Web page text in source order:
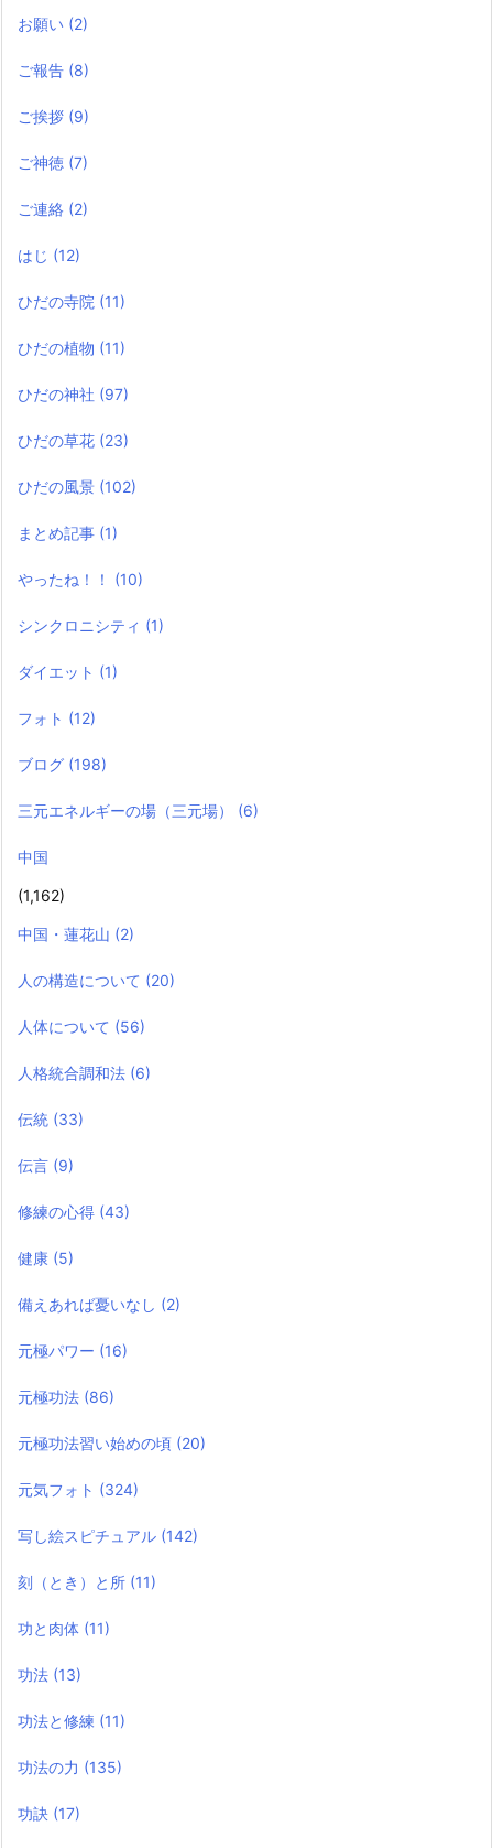
お願い (2)
ご報告 (8)
ご挨拶 (9)
ご神徳 (7)
ご連絡 (2)
はじ (12)
ひだの寺院 (11)
ひだの植物 (11)
ひだの神社 (97)
ひだの草花 (23)
ひだの風景 (102)
まとめ記事 (1)
やったね！！ (10)
シンクロニシティ (1)
ダイエット (1)
フォト (12)
ブログ (198)
三元エネルギーの場（三元場） (6)
中国
(1,162)
中国・蓮花山 (2)
人の構造について (20)
人体について (56)
人格統合調和法 (6)
伝統 (33)
伝言 (9)
修練の心得 (43)
健康 (5)
備えあれば憂いなし (2)
元極パワー (16)
元極功法 (86)
元極功法習い始めの頃 (20)
元気フォト (324)
写し絵スピチュアル (142)
刻（とき）と所 (11)
功と肉体 (11)
功法 (13)
功法と修練 (11)
功法の力 (135)
功訣 (17)